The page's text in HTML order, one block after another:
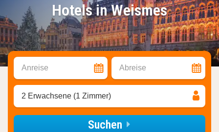
Hotels in Weismes
Anreise Abreise
2 Erwachsene (1 Zimmer)
Suchen